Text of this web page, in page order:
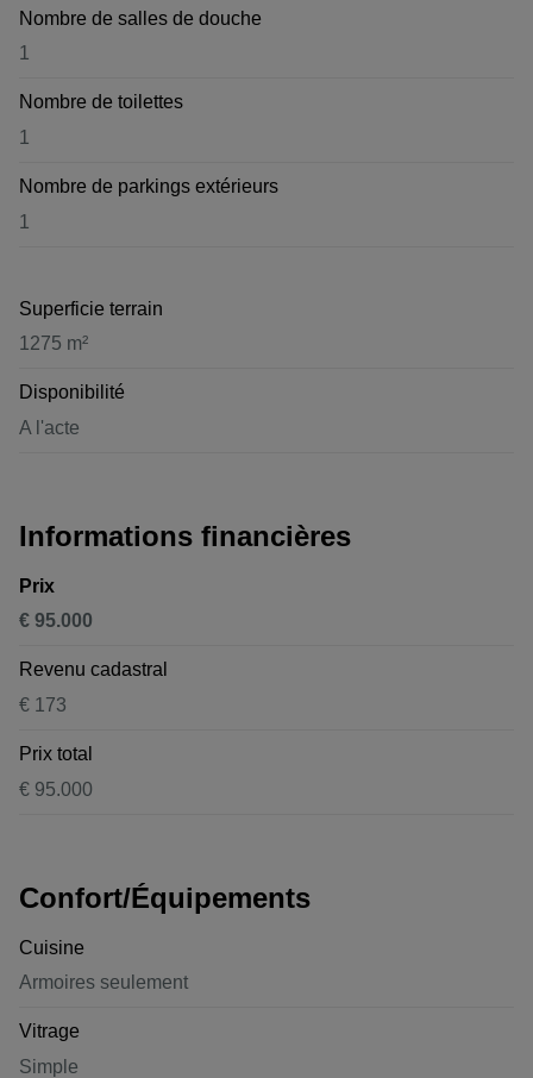
Nombre de salles de douche
1
Nombre de toilettes
1
Nombre de parkings extérieurs
1
Superficie terrain
1275 m²
Disponibilité
A l'acte
Informations financières
Prix
€ 95.000
Revenu cadastral
€ 173
Prix total
€ 95.000
Confort/Équipements
Cuisine
Armoires seulement
Vitrage
Simple